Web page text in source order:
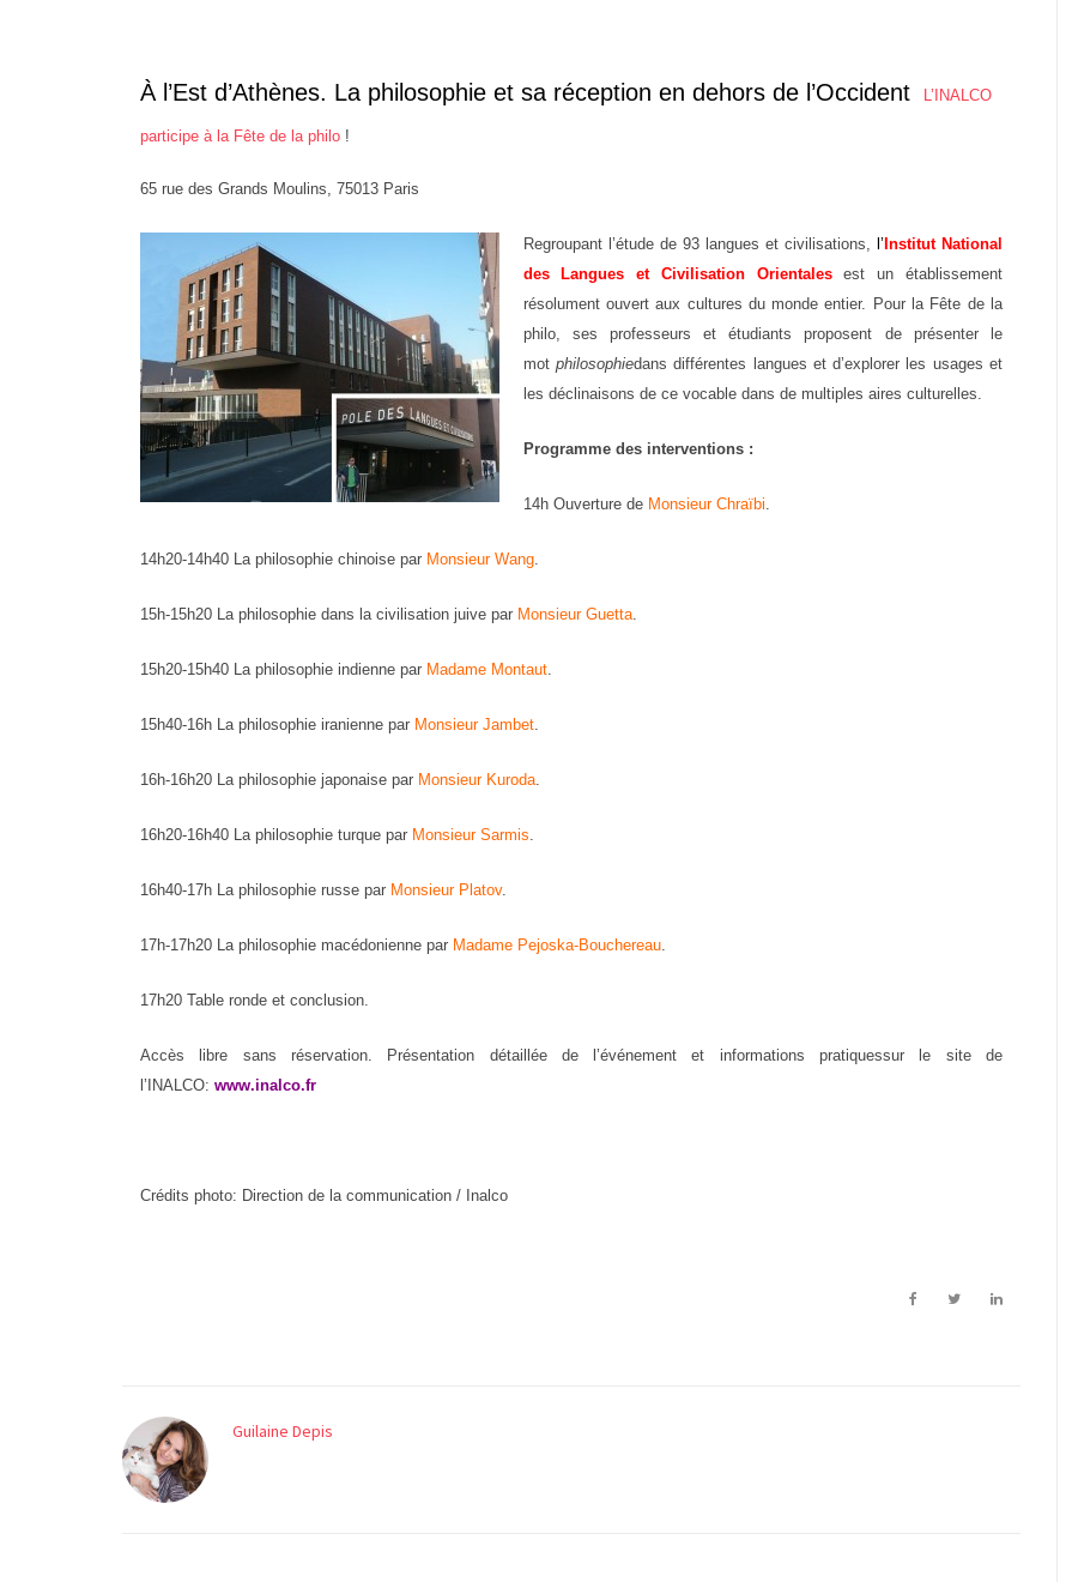
À l’Est d’Athènes. La philosophie et sa réception en dehors de l’Occident L’INALCO
participe à la Fête de la philo !
65 rue des Grands Moulins, 75013 Paris
Regroupant l’étude de 93 langues et civilisations, l’ Institut National
des Langues et Civilisation Orientales
est un établissement
résolument ouvert aux cultures du monde entier. Pour la Fête de la
philo, ses professeurs et étudiants proposent de présenter le
mot philosophiedans différentes langues et d’explorer les usages et
les déclinaisons de ce vocable dans de multiples aires culturelles.
Programme des interventions :
14h Ouverture de Monsieur Chraïbi.
14h20-14h40 La philosophie chinoise par Monsieur Wang.
15h-15h20 La philosophie dans la civilisation juive par Monsieur Guetta.
15h20-15h40 La philosophie indienne par Madame Montaut.
15h40-16h La philosophie iranienne par Monsieur Jambet.
16h-16h20 La philosophie japonaise par Monsieur Kuroda.
16h20-16h40 La philosophie turque par Monsieur Sarmis.
16h40-17h La philosophie russe par Monsieur Platov.
17h-17h20 La philosophie macédonienne par Madame Pejoska-Bouchereau.
17h20 Table ronde et conclusion.
Accès libre sans réservation. Présentation détaillée de l’événement et informations pratiquessur le site de
l’INALCO: www.inalco.fr
Crédits photo: Direction de la communication / Inalco
Guilaine Depis